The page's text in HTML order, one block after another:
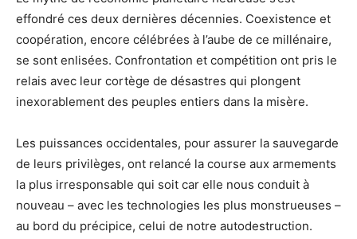
effondré ces deux dernières décennies. Coexistence et
coopération, encore célébrées à l’aube de ce millénaire,
se sont enlisées. Confrontation et compétition ont pris le
relais avec leur cortège de désastres qui plongent
inexorablement des peuples entiers dans la misère.
Les puissances occidentales, pour assurer la sauvegarde
de leurs privilèges, ont relancé la course aux armements
la plus irresponsable qui soit car elle nous conduit à
nouveau – avec les technologies les plus monstrueuses –
au bord du précipice, celui de notre autodestruction.